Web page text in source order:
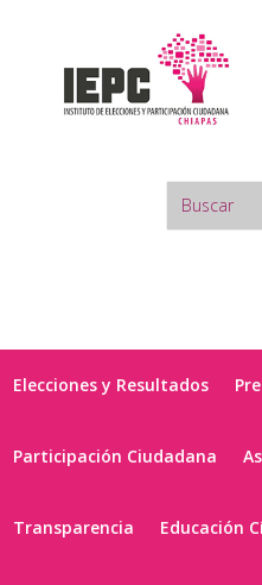
Elecciones y Resultados
Participación Ciudadana
Transparencia Educación